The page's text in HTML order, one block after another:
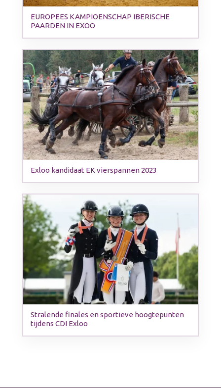
EUROPEES KAMPIOENSCHAP IBERISCHE
PAARDEN IN EXOO
Exloo kandidaat EK vierspannen 2023
Stralende finales en sportieve hoogtepunten
tijdens CDI Exloo